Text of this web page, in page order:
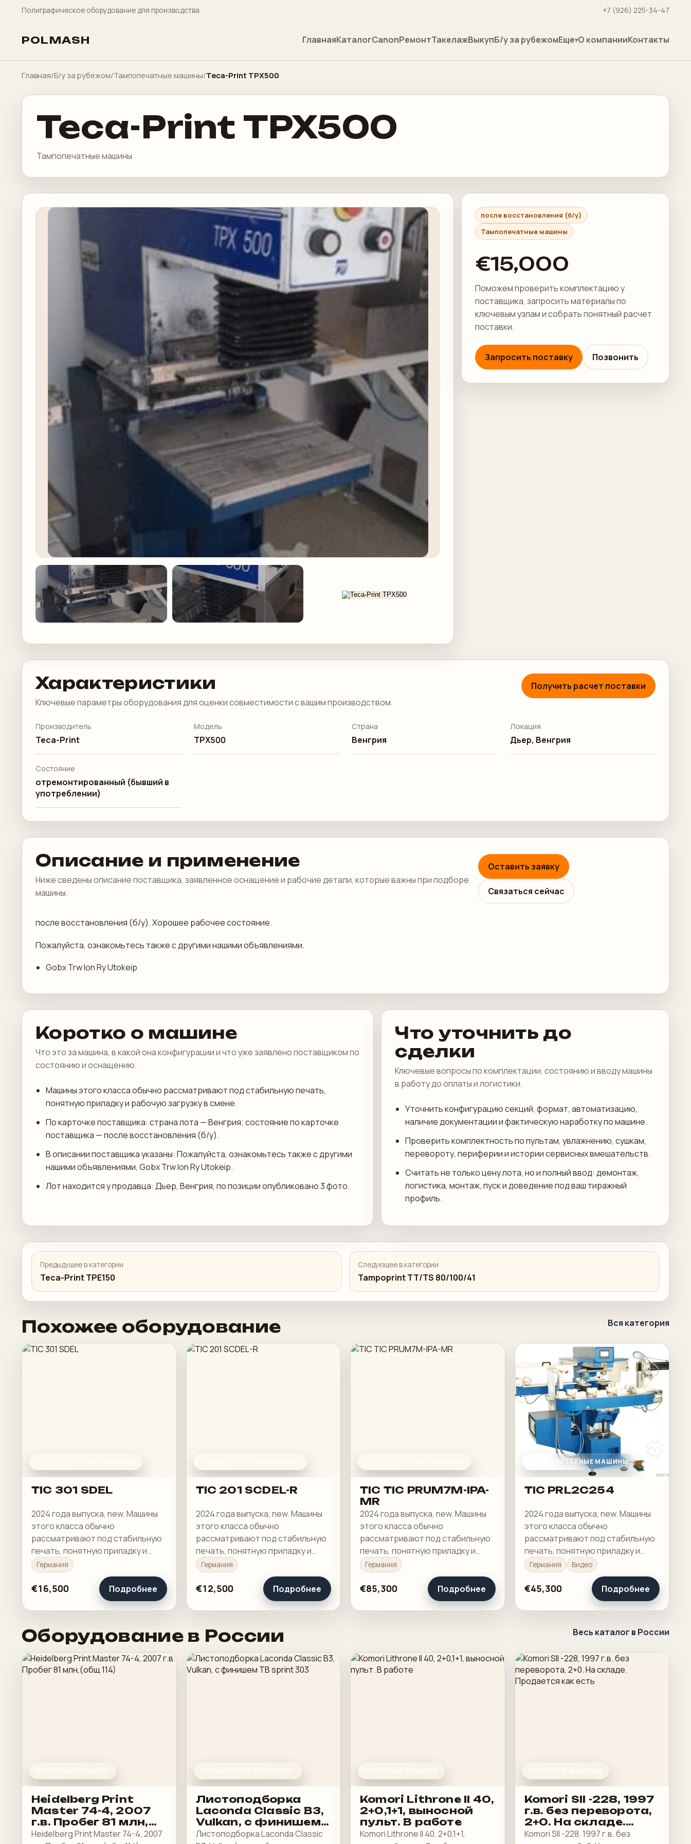
Полиграфическое оборудование для производства +7 (926) 225-34-47
POLMASH ГлавнаяКаталогCanonРемонтТакелажВыкупБ/у за рубежомЕще О компанииКонтакты
Главная/Б/у за рубежом/Тампопечатные машины/Teca-Print TPX500
Teca-Print TPX500
Тампопечатные машины
после восстановления (б/у)
Тампопечатные машины
€15,000
Поможем проверить комплектацию у
поставщика, запросить материалы по
ключевым узлам и собрать понятный расчет
поставки.
Запросить поставку Позвонить
Характеристики
Ключевые параметры оборудования для оценки совместимости с вашим производством.
Получить расчет поставки
Производитель
Teca-Print
Модель
TPX500
Страна
Венгрия
Локация
Дьер, Венгрия
Состояние
отремонтированный (бывший в
употреблении)
Описание и применение
Ниже сведены описание поставщика, заявленное оснащение и рабочие детали, которые важны при подборе
машины.
Оставить заявку
Связаться сейчас
после восстановления (б/у). Хорошее рабочее состояние.
Пожалуйста, ознакомьтесь также с другими нашими объявлениями.
Gobx Trw Ion Ry Utokeip
Коротко о машине
Что это за машина, в какой она конфигурации и что уже заявлено поставщиком по
состоянию и оснащению.
Машины этого класса обычно рассматривают под стабильную печать,
понятную приладку и рабочую загрузку в смене.
По карточке поставщика: страна лота — Венгрия; состояние по карточке
поставщика — после восстановления (б/у).
В описании поставщика указаны: Пожалуйста, ознакомьтесь также с другими
нашими объявлениями, Gobx Trw Ion Ry Utokeip.
Лот находится у продавца: Дьер, Венгрия, по позиции опубликовано 3 фото.
Что уточнить до
сделки
Ключевые вопросы по комплектации, состоянию и вводу машины
в работу до оплаты и логистики.
Уточнить конфигурацию секций, формат, автоматизацию,
наличие документации и фактическую наработку по машине.
Проверить комплектность по пультам, увлажнению, сушкам,
перевороту, периферии и истории сервисных вмешательств.
Считать не только цену лота, но и полный ввод: демонтаж,
логистика, монтаж, пуск и доведение под ваш тиражный
профиль.
Предыдущее в категории
Teca-Print TPE150
Следующее в категории
Tampoprint TT/TS 80/100/41
Похожее оборудование Вся категория
TIC 301 SDEL
2024 года выпуска, new. Машины
этого класса обычно
рассматривают под стабильную
печать, понятную приладку и
рабочую загрузку в смене.
Германия
€16,500 Подробнее
TIC 201 SCDEL-R
2024 года выпуска, new. Машины
этого класса обычно
рассматривают под стабильную
печать, понятную приладку и
рабочую загрузку в смене.
Германия
€12,500 Подробнее
TIC TIC PRUM7M-IPA-
MR
2024 года выпуска, new. Машины
этого класса обычно
рассматривают под стабильную
печать, понятную приладку и
рабочую загрузку в смене.
Германия
€85,300 Подробнее
ТАМПОПЕЧАТНЫЕ МАШИНЫ
TIC PRL2C254
2024 года выпуска, new. Машины
этого класса обычно
рассматривают под стабильную
печать, понятную приладку и
рабочую загрузку в смене.
Германия Видео
€45,300 Подробнее
Оборудование в России Весь каталог в России
Heidelberg Print
Master 74-4, 2007
г.в. Пробег 81 млн,
(общ 114)
Heidelberg Print Master 74-4, 2007
Листоподборка
Laconda Classic B3,
Vulkan, с финишем
TB sprint 303
Листоподборка Laconda Classic
Komori Lithrone II 40,
2+0,1+1, выносной
пульт. В работе
Komori Lithrone II 40, 2+0,1+1,
Komori SII -228, 1997
г.в. без переворота,
2+0. На складе.
Продается как есть
Komori SII -228, 1997 г.в. без